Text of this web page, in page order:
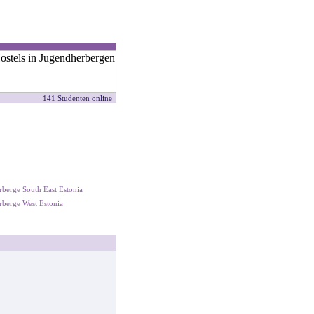
141 Studenten online
South East Estonia
West Estonia